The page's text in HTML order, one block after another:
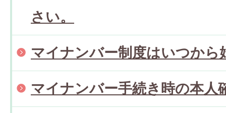
さい。
マイナンバー制度はいつから
マイナンバー手続き時の本人